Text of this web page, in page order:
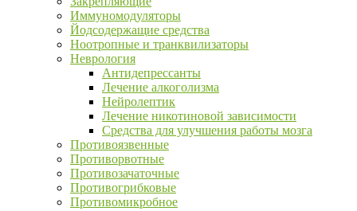
Иммуномодуляторы
Йодсодержащие средства
Ноотропные и транквилизаторы
Неврология
Антидепрессанты
Лечение алкоголизма
Нейролептик
Лечение никотиновой зависимости
Средства для улучшения работы мозга
Противоязвенные
Противорвотные
Противозачаточные
Противогрибковые
Противомикробное